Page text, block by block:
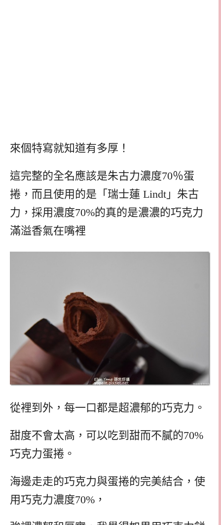
來個特寫就知道有多厚！
這完整的全名應該是朱古力濃度70％蛋
捲，而且使用的是「瑞士蓮 Lindt」朱古
力，採用濃度70%的真的是濃濃的巧克力
滿溢香氣在嘴裡
從裡到外，每一口都是超濃郁的巧克力。
甜度不會太高，可以吃到甜而不膩的70%
巧克力蛋捲。
海邊走走的巧克力與蛋捲的完美結合，使
用巧克力濃度70%，